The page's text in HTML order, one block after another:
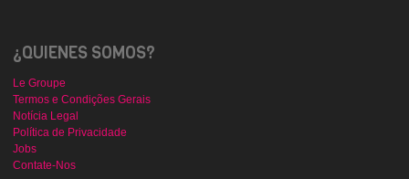
¿QUIENES SOMOS?
Le Groupe
Termos e Condições Gerais
Notícia Legal
Política de Privacidade
Jobs
Contate-Nos